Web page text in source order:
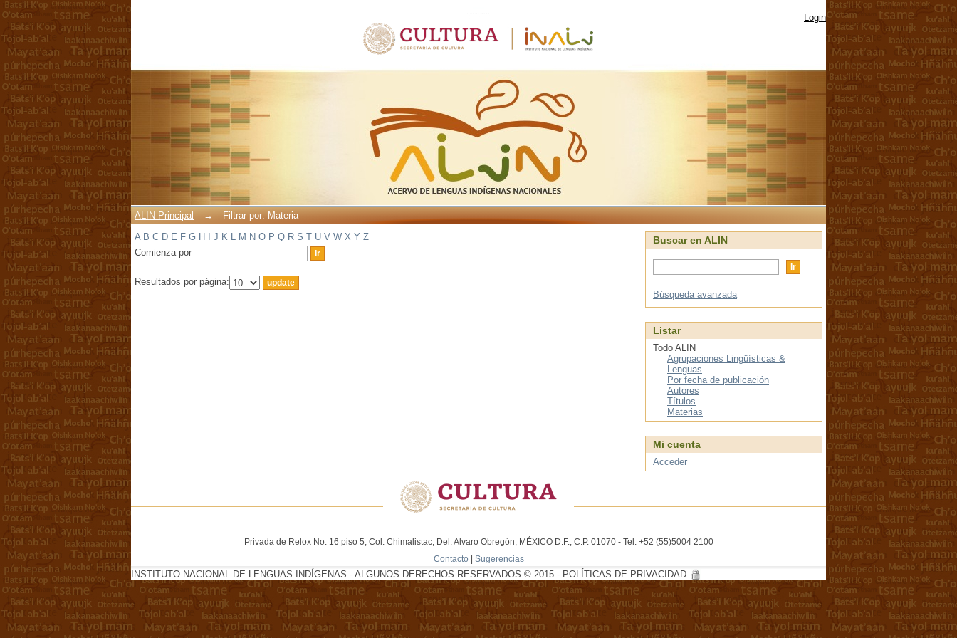
Login
ALIN Principal →
Filtrar por: Materia
A B C D E F G H J K L M N O P Q R S T U V W X Y Z
Comienza por
Resultados por página:
Buscar en ALIN
Búsqueda avanzada
Listar
Todo ALIN
Agrupaciones Lingüísticas &
Lenguas
Por fecha de publicación
Autores
Títulos
Materias
Mi cuenta
Acceder
Privada de Relox No. 16 piso 5, Col. Chimalistac, Del. Alvaro Obregón, MÉXICO D.F., C.P. 01070 - Tel. +52 (55)5004 2100
Contacto | Sugerencias
INSTITUTO NACIONAL DE LENGUAS INDÍGENAS - ALGUNOS DERECHOS RESERVADOS © 2015 - POLÍTICAS DE PRIVACIDAD